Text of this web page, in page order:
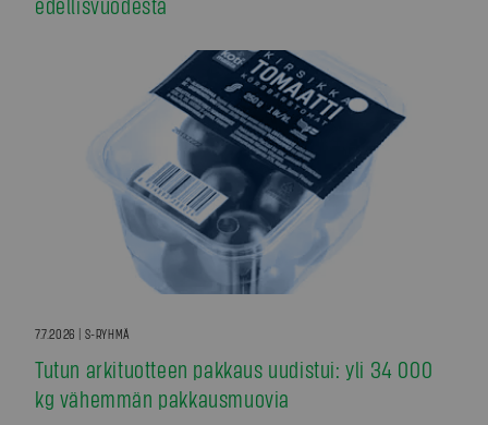
7.7.2026 | S-RYHMÄ
Tutun arkituotteen pakkaus uudistui: yli 34 000
kg vähemmän pakkausmuovia